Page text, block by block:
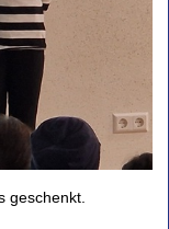
geschenkt.